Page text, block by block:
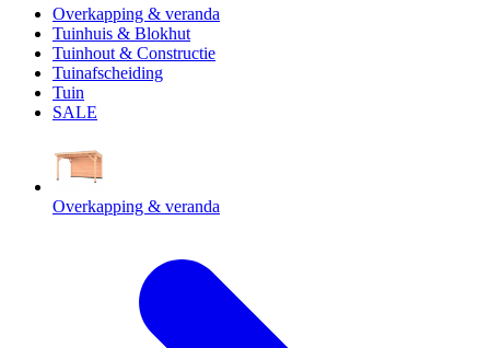
Overkapping & veranda
Tuinhuis & Blokhut
Tuinhout & Constructie
Tuinafscheiding
Tuin
SALE
Overkapping & veranda